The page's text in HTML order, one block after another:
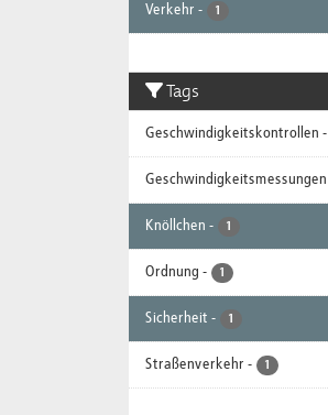
Verkehr - 1
Tags
Geschwindigkeitskontrollen -
Geschwindigkeitsmessungen
Knöllchen - 1
Ordnung - 1
Sicherheit - 1
Straßenverkehr - 1